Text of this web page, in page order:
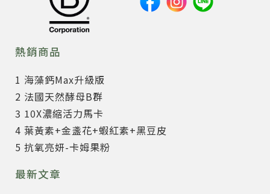
熱銷商品
1 海藻鈣Max升級版
2 法國天然酵母B群
3 10X濃縮活力馬卡
4 葉黃素+金盞花+蝦紅素+黑豆皮
5 抗氧亮妍-卡姆果粉
最新文章